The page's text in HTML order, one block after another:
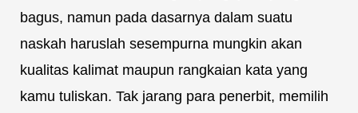
bagus, namun pada dasarnya dalam suatu
naskah haruslah sesempurna mungkin akan
kualitas kalimat maupun rangkaian kata yang
kamu tuliskan. Tak jarang para penerbit, memilih